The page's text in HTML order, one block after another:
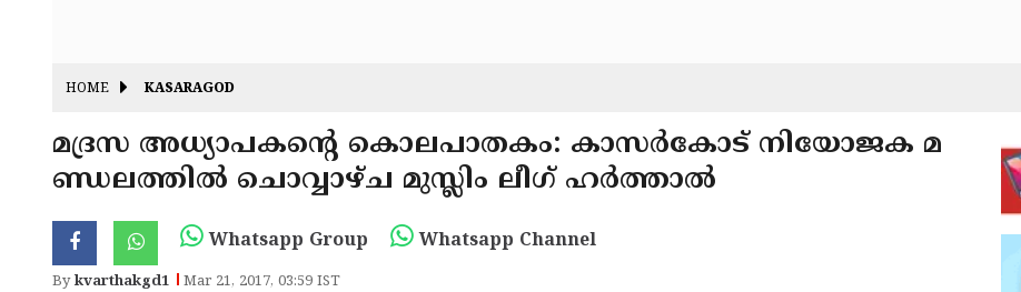
HOME KASARAGOD
മദ്രസ അധ്യാപകന്റെ കൊലപാതകം: കാസര്‍കോട് നിയോജക മ
ണ്ഡലത്തില്‍ ചൊവ്വാഴ്ച മുസ്ലിം ലീഗ് ഹര്‍ത്താല്‍
Whatsapp Group Whatsapp Channel
Bykvarthakgd1 Mar 21, 2017, 03:59 IST